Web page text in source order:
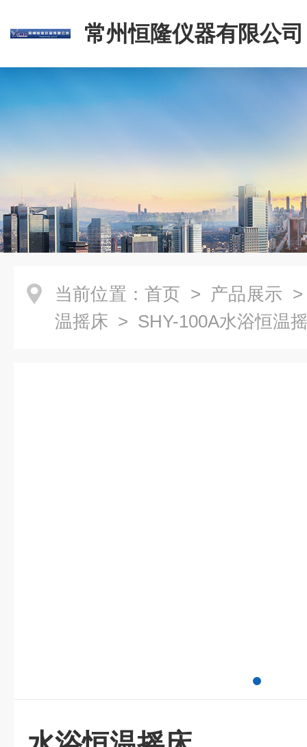
常州恒隆仪器有限公司
当前位置： 首页 > 产品展示
温摇床 > SHY-100A水浴恒温